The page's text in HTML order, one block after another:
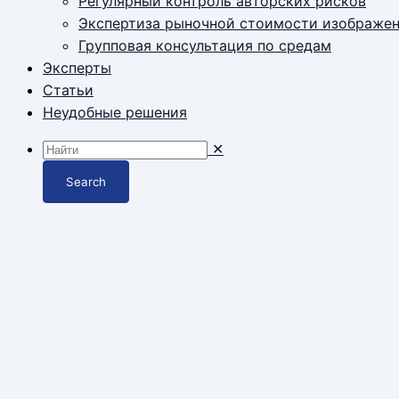
Экспертиза рыночной стоимости
Групповая консультация по средам
Эксперты
Статьи
Неудобные решения
✕